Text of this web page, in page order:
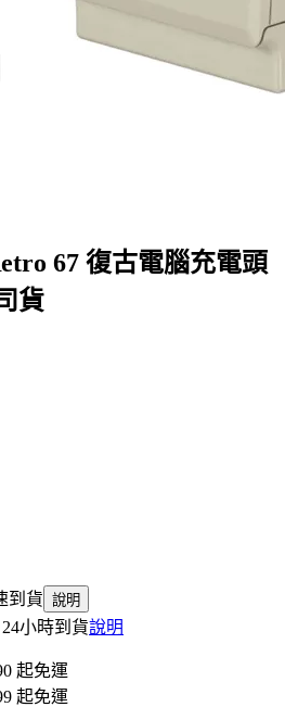
67 復古電腦充電頭
貨
到貨 說明
小時到貨說明
起免運
起免運